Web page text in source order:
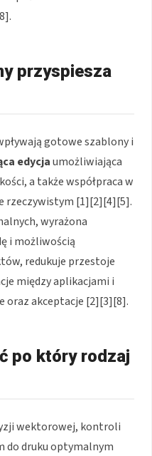
przyspiesza
gotowe szablony i
edycjaumożliwiająca
a także współpraca w
rzeczywistym [1][2][4][5].
wyrażona
i możliwością
redukuje przestoje
między aplikacjami i
oraz akceptacje [2][3][8].
po który rodzaj
wektorowej, kontroli
do druku optymalnym